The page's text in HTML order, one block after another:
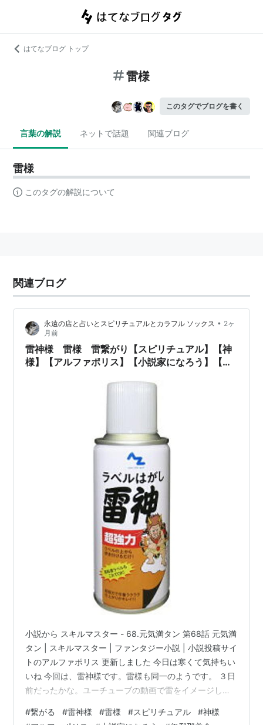
はてなブログ トップ
雷様
このタグでブログを書く
言葉の解説 ネットで話題 関連ブログ
雷様
このタグの解説について
関連ブログ
永遠の店と占いとスピリチュアルとカラフル ソックス • 2ヶ
月前
雷神様 雷様 雷繋がり【スピリチュアル】【神
様】【アルファポリス】【小説家になろう】【小
小説から スキルマスター - 68.元気満タン 第68話 元気満
タン | スキルマスター | ファンタジー小説 | 小説投稿サイ
トのアルファポリス 更新しました 今日は寒くて気持ちい
いね 今回は、雷神様です。雷様も同一のようです。 ３日
前だったかな。ユーチューブの動画で雷をイメージした
ロゴロと雷が鳴りました。ユーチューブって何だろう
#繋がる #雷神様 #雷様 #スピリチュアル #神様